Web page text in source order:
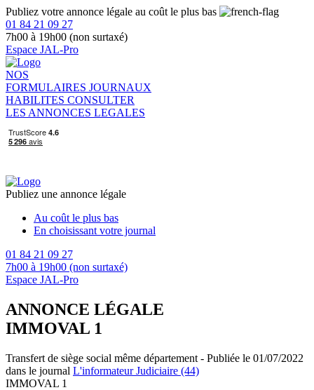
Publiez votre annonce légale au coût le plus bas
01 84 21 09 27
7h00 à 19h00 (non surtaxé)
Espace JAL-Pro
NOS
FORMULAIRES JOURNAUX
HABILITES CONSULTER
LES ANNONCES LEGALES
Publiez une annonce légale
Au coût le plus bas
En choisissant votre journal
01 84 21 09 27
7h00 à 19h00 (non surtaxé)
Espace JAL-Pro
ANNONCE LÉGALE
IMMOVAL 1
Transfert de siège social même département - Publiée le 01/07/2022
dans le journal L'informateur Judiciaire (44)
IMMOVAL 1